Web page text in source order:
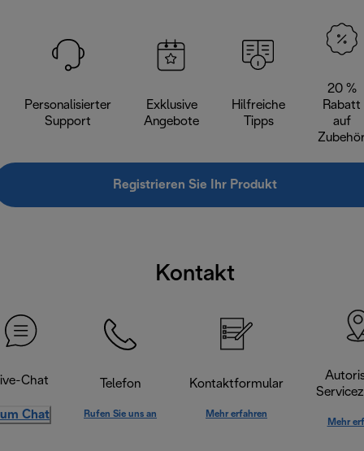
Personalisierter
Support
Exklusive
Angebote
Hilfreiche
Tipps
20 %
Rabatt
auf
Registrieren Sie Ihr Produkt
Kontakt
Chat
Chat
Telefon
Rufen Sie uns an
Kontaktformular
Mehr erfahren
Mehr